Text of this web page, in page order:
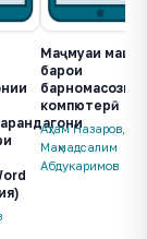
Маҷмуаи
барои
барномасозии
компютерӣ
Аҳтам Назаров
Маҳмадсалим
Абдукаримов